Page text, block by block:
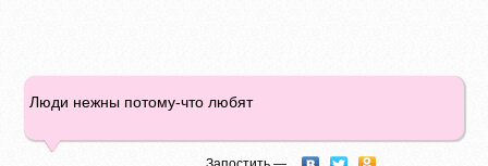
Люди нежны потому-что любят